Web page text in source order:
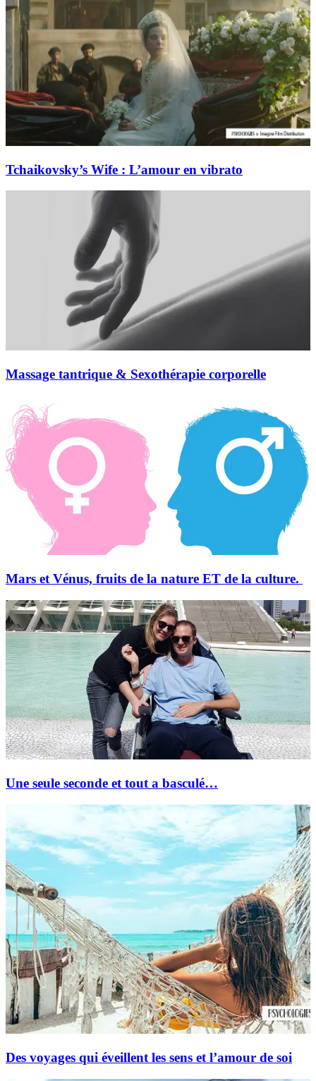
Tchaikovsky’s Wife : L’amour en vibrato
Massage tantrique & Sexothérapie corporelle
Mars et Vénus, fruits de la nature ET de la culture.
Une seule seconde et tout a basculé…
Des voyages qui éveillent les sens et l’amour de soi